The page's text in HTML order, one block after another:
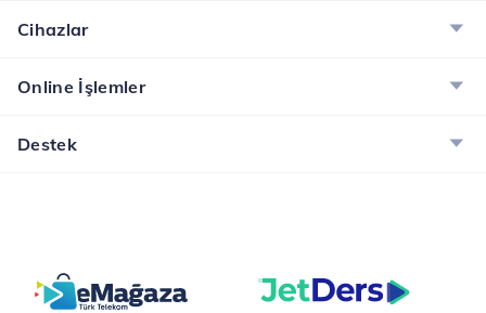
dünyanın tadını çıkarın!
İncele
Cihazlar
Online İşlemler
Destek